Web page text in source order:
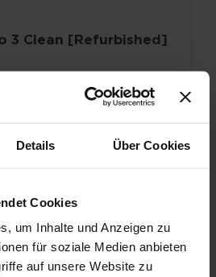
Details Über Cookies
Cookies
um Inhalte und Anzeigen zu
für soziale Medien anbieten
auf unsere Website zu
3 Clean [Refurbished]
im Lieferumfang enthalten
€
30 Tage: 199,00 €
VERFÜGBAR